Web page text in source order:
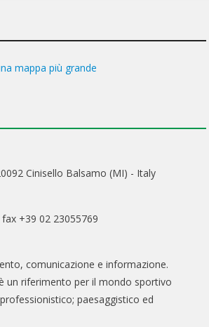
Cinisello Balsamo (MI) - Italy
+39 02 23055769
comunicazione e informazione.
un riferimento per il mondo sportivo
paesaggistico ed